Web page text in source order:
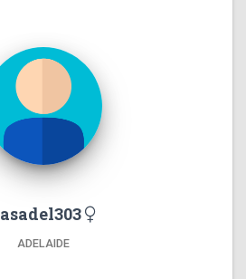
ADELAIDE